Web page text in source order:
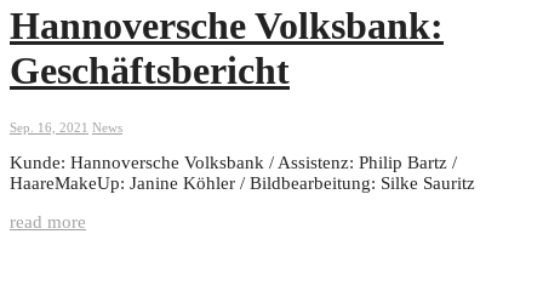
Hannoversche Volksbank:
Geschäftsbericht
Sep. 16, 2021 News
Kunde: Hannoversche Volksbank / Assistenz: Philip Bartz /
HaareMakeUp: Janine Köhler / Bildbearbeitung: Silke Sauritz
read more